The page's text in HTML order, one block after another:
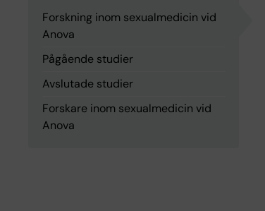
Forskning inom sexualmedicin vid
Anova
Pågående studier
Avslutade studier
Forskare inom sexualmedicin vid
Anova